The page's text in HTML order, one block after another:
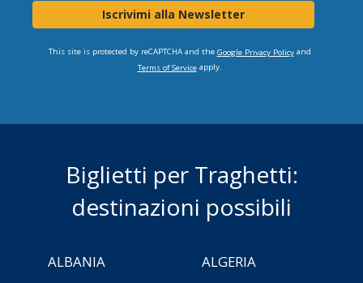
Iscrivimi alla Newsletter
This site is protected by reCAPTCHA and the Google Privacy Policyand
Terms of Serviceapply.
Biglietti per Traghetti:
destinazioni possibili
ALBANIA
ALGERIA